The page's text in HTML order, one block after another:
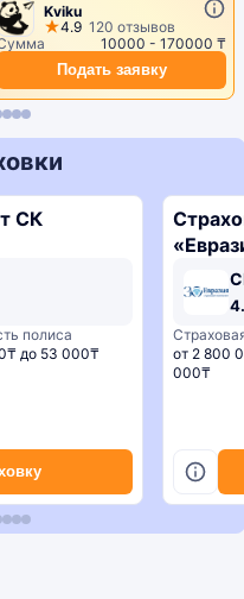
Kviku
4.9 120 отзывов
10000 - 170000 ₸
Подать заявку
СК
полиса
до 53 000₸
от 2 800
000₸